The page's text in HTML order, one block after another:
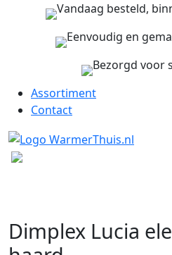
Vandaag besteld,
Eenvoudig en
Bezorgd voor
Assortiment
Contact
Dimplex Lucia